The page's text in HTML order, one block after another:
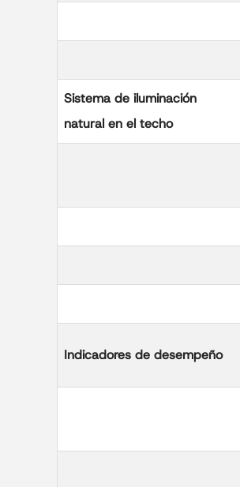
Sistema de iluminación
natural en el techo
Indicadores de desempeño